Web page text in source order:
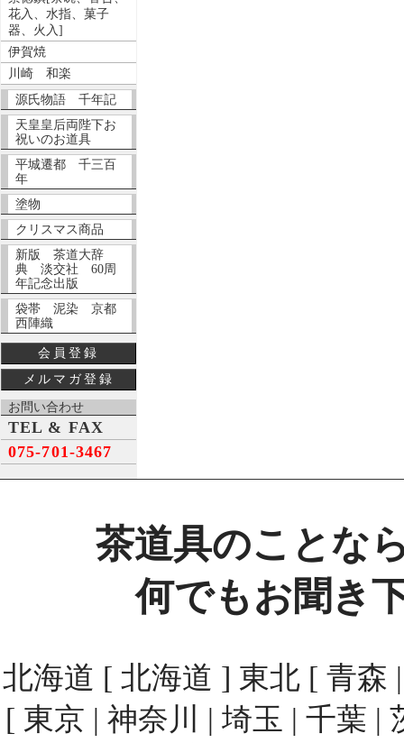
花入、水指、菓子
器、火入]
伊賀焼
川崎 和楽
源氏物語 千年記
天皇皇后両陛下お
祝いのお道具
平城遷都 千三百
年
塗物
クリスマス商品
新版 茶道大辞
典 淡交社 60周
年記念出版
袋帯 泥染 京都
西陣織
会員登録
メルマガ登録
お問い合わせ
TEL & FAX
075-701-3467
茶道具のことな
何でもお聞き
北海道 [ 北海道 ] 東北 [ 青森
[ 東京 | 神奈川 | 埼玉 | 千葉 |